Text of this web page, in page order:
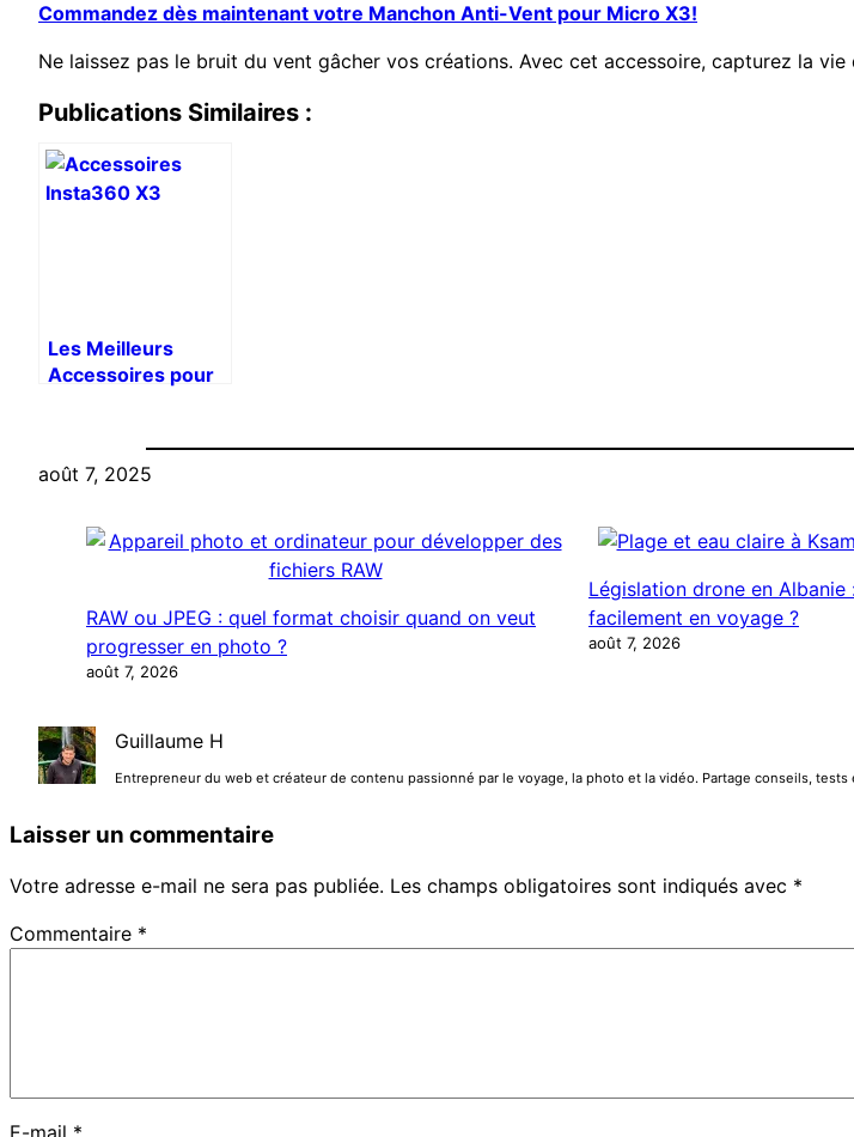
Commandez dès maintenant votre Manchon Anti-Vent pour Micro X3!
Ne laissez pas le bruit du vent gâcher vos créations. Avec cet accessoire, capturez la
Publications Similaires :
Les Meilleurs
Accessoires pour
août 7, 2025
RAW ou JPEG : quel format choisir quand on veut
progresser en photo ?
août 7, 2026
Législation drone en
facilement en voyage ?
août 7, 2026
Guillaume H
Entrepreneur du web et créateur de contenu passionné par le voyage, la photo et la vidéo. Partage conseils,
Laisser un commentaire
Votre adresse e-mail ne sera pas publiée. Les champs obligatoires sont indiqués avec *
Commentaire *